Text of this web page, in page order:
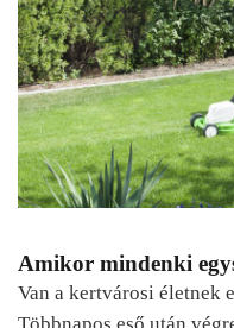
Amikor mindenki
Van a kertvárosi életnek
Többnapos eső után